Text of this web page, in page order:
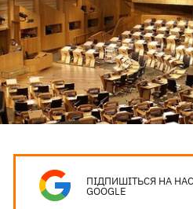
ПІДПИШІТЬСЯ НА
GOOGLE